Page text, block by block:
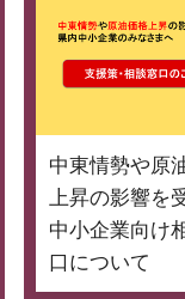
中東情勢や原
上昇の影響を
中小企業向け
口について